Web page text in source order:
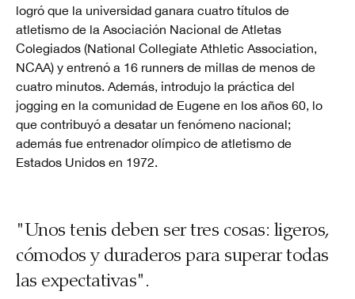
logró que la universidad ganara cuatro títulos de
atletismo de la Asociación Nacional de Atletas
Colegiados (National Collegiate Athletic Association,
NCAA) y entrenó a 16 runners de millas de menos de
cuatro minutos. Además, introdujo la práctica del
jogging en la comunidad de Eugene en los años 60, lo
que contribuyó a desatar un fenómeno nacional;
además fue entrenador olímpico de atletismo de
Estados Unidos en 1972.
"Unos tenis deben ser tres cosas: ligeros,
cómodos y duraderos para superar todas
las expectativas".